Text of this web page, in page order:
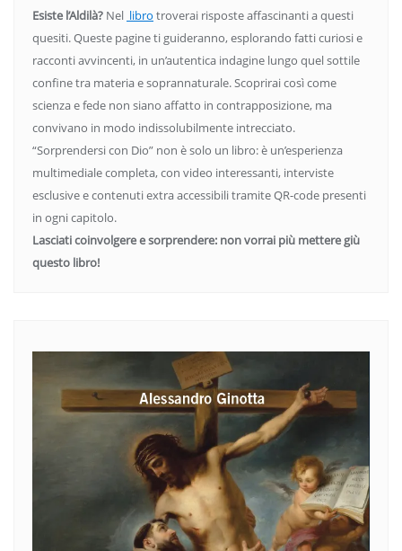
Esiste l’Aldilà? Nel libro troverai risposte affascinanti a questi
quesiti. Queste pagine ti guideranno, esplorando fatti curiosi e
racconti avvincenti, in un’autentica indagine lungo quel sottile
confine tra materia e soprannaturale. Scoprirai così come
scienza e fede non siano affatto in contrapposizione, ma
convivano in modo indissolubilmente intrecciato.
“Sorprendersi con Dio” non è solo un libro: è un’esperienza
multimediale completa, con video interessanti, interviste
esclusive e contenuti extra accessibili tramite QR-code presenti
in ogni capitolo.
Lasciati coinvolgere e sorprendere: non vorrai più mettere giù
questo libro!